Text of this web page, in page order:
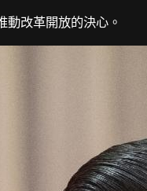
動改革開放的決心。